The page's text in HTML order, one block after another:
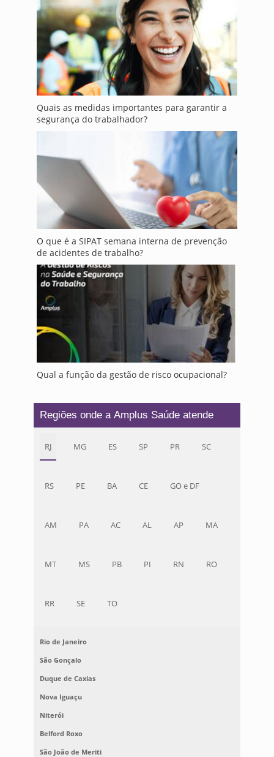
Quais as medidas importantes para garantir a
segurança do trabalhador?
O que é a SIPAT semana interna de prevenção
de acidentes de trabalho?
Qual a função da gestão de risco ocupacional?
Regiões onde a Amplus Saúde atende
RJ MG ES SP PR SC
RS PE BA CE GO e DF
AM PA AC AL AP MA
MT MS PB PI RN RO
RR SE TO
Rio de Janeiro
São Gonçalo
Duque de Caxias
Nova Iguaçu
Niterói
Belford Roxo
São João de Meriti